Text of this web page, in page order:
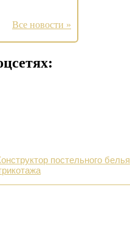
Все новости »
постельного белья